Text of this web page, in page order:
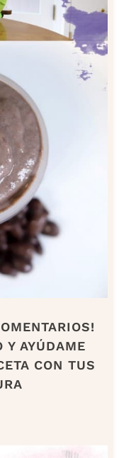
Y AYÚDAME
CON TUS